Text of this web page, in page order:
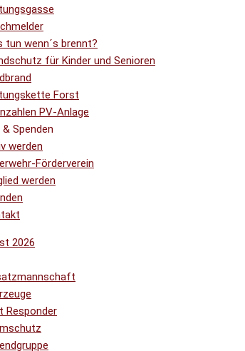
tun wenn´s brennt?
für Kinder und Senioren
Forst
PV-Anlage
Spenden
werden
Förderverein
werden
2026
Responder